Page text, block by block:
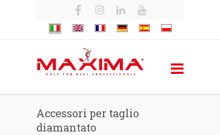
Accessori per taglio
diamantato